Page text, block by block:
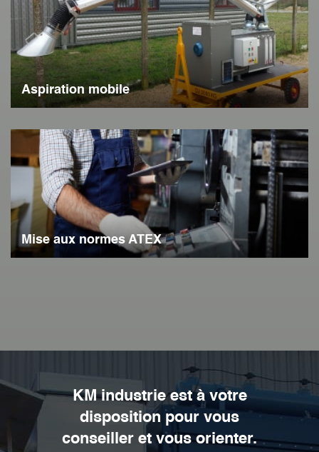
Aspiration mobile
Mise aux normes ATEX
KM industrie est à votre
disposition pour vous
conseiller et vous orienter.